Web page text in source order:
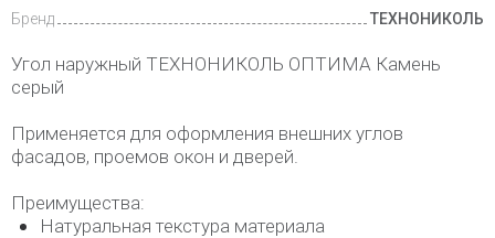
Бренд
ТЕХНОНИКОЛЬ
Угол наружный ТЕХНОНИКОЛЬ ОПТИМА Камень
серый
Применяется для оформления внешних углов
фасадов, проемов окон и дверей.
Преимущества:
Натуральная текстура материала